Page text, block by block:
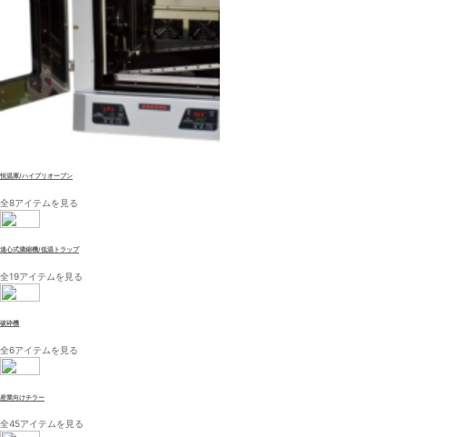
恒温庫/ハイブリオーブン
全8アイテムを見る
遠心式濃縮機/低温トラップ
全19アイテムを見る
破砕機
全6アイテムを見る
産業向けチラー
全45アイテムを見る